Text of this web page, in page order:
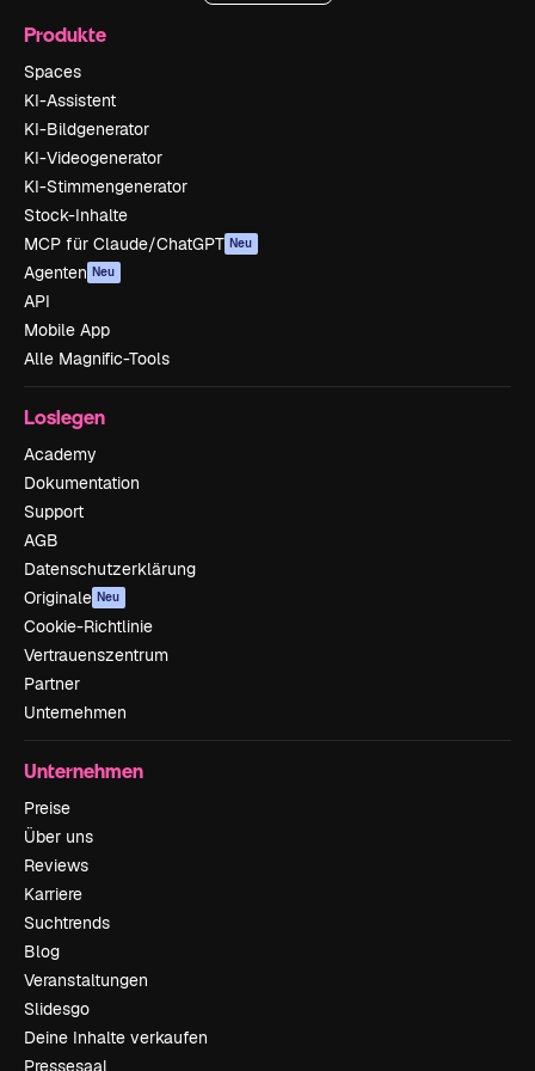
Produkte
Spaces
KI-Assistent
KI-Bildgenerator
KI-Videogenerator
KI-Stimmengenerator
Stock-Inhalte
MCP für Claude/ChatGPT Neu
Agenten Neu
API
Mobile App
Alle Magnific-Tools
Loslegen
Academy
Dokumentation
Support
AGB
Datenschutzerklärung
Originale Neu
Cookie-Richtlinie
Vertrauenszentrum
Partner
Unternehmen
Unternehmen
Preise
Über uns
Reviews
Karriere
Suchtrends
Blog
Veranstaltungen
Slidesgo
Deine Inhalte verkaufen
Pressesaal